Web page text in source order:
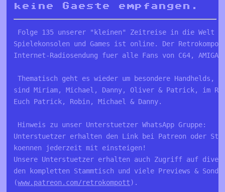
keine Gaeste empfangen.
Folge 135 unserer "kleinen" Zeitreise in die Welt
Spielekonsolen und Games ist online. Der
Internet-Radiosendung fuer alle Fans von C64, AMIGA,
Thematisch geht es wieder um besondere
sind Miriam, Michael, Danny, Oliver & Patrick, im
Euch Patrick, Robin, Michael & Danny.
Hinweis zu unser Unterstuetzer WhatsApp Gruppe:
Unterstuetzer erhalten den Link bei Patreon oder
koennen jederzeit mit einsteigen!
Unsere Unterstuetzer erhalten auch Zugriff auf
den kompletten Stammtisch und viele Previews &
(www.patreon.com/retrokompott).